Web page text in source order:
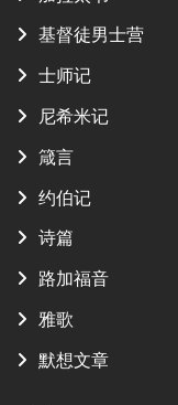
基督徒男士营
士师记
尼希米记
箴言
约伯记
诗篇
路加福音
雅歌
默想文章